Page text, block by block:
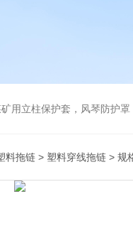
用立柱保护套，风琴防护
料拖链 > 塑料穿线拖链 > 规